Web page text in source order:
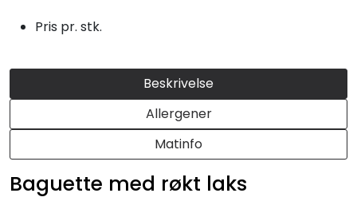
Pris pr. stk.
Beskrivelse
Allergener
Matinfo
Baguette med røkt laks
Konfirmasjon
Minnestund